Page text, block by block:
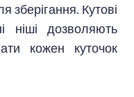
зберігання. Кутові
ніші дозволяють
кожен куточок